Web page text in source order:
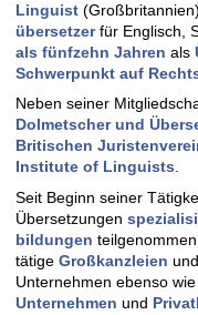
Linguist
übersetzerfür Englisch,
als fünfzehn Jahren als
Schwerpunkt auf
Neben seiner
Dolmetscher und
Britischen
Institute of Linguists.
Seit Beginn seiner
Übersetzungen
bildungen
tätige Großkanzleien
Unternehmen ebenso wie
Unternehmen und